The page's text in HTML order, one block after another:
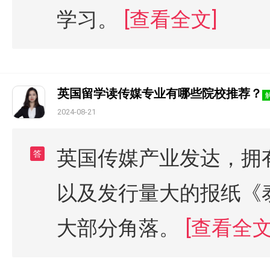
学习。
[查看全文]
英国留学读传媒专业有哪些院校推荐？
2024-08-21
答
英国传媒产业发达，拥
以及发行量大的报纸
大部分角落。
[查看全